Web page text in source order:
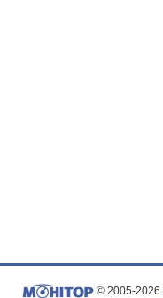
© 2005-2026